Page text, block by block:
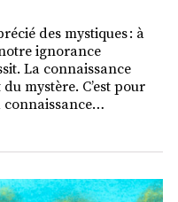
des mystiques : à
ignorance
La connaissance
mystère. C’est pour
connaissance…